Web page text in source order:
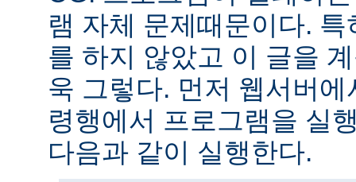
램 자체 문제때문이다.
를 하지 않았고 이 글을
욱 그렇다. 먼저 웹서버
령행에서 프로그램을 실
다음과 같이 실행한다.